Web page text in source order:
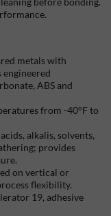
metals with
ABS and
from -40°F to
alkalis, solvents,
provides
on vertical or
flexibility.
19, adhesive